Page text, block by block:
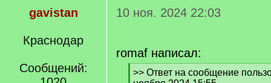
gavistan
Краснодар
Сообщений:
10 ноя. 2024 22:03
romaf написал:
[>> Ответ на сообщение